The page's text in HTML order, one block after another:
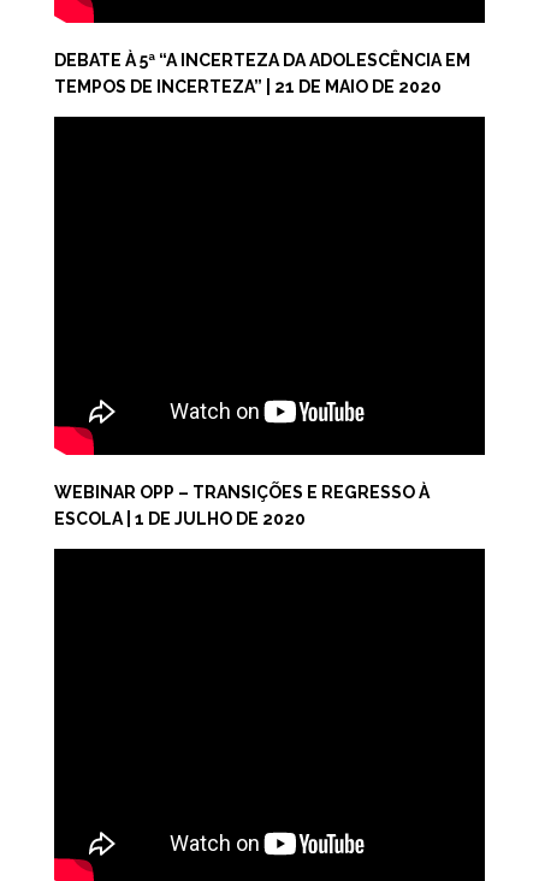
DEBATE À 5ª “A INCERTEZA DA ADOLESCÊNCIA EM
TEMPOS DE INCERTEZA” | 21 DE MAIO DE 2020
WEBINAR OPP – TRANSIÇÕES E REGRESSO À
ESCOLA | 1 DE JULHO DE 2020